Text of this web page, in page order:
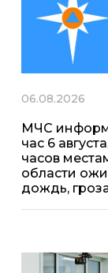
06.08.2026
МЧС
час 6
часов
области
дождь,